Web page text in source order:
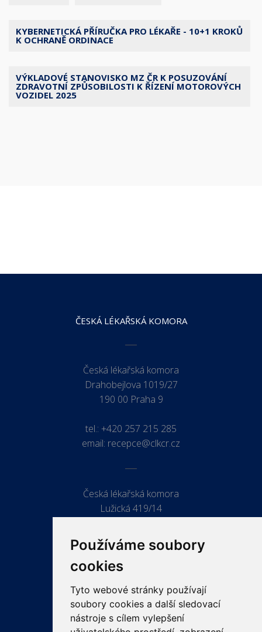
Používáme soubory
cookies
Tyto webové stránky používají
soubory cookies a další sledovací
nástroje s cílem vylepšení
KYBERNETICKÁ PŘÍRUČKA PRO LÉKAŘE - 10+1 KROKŮ
K OCHRANĚ ORDINACE
VÝKLADOVÉ STANOVISKO MZ ČR K POSUZOVÁNÍ
ZDRAVOTNÍ ZPŮSOBILOSTI K ŘÍZENÍ MOTOROVÝCH
VOZIDEL 2025
ČESKÁ LÉKAŘSKÁ KOMORA
Česká lékařská komora
Drahobejlova 1019/27
190 00 Praha 9
tel.: +420 257 215 285
email: recepce@clkcr.cz
Česká lékařská komora
Lužická 419/14
ODKAZY
PRO LÉKAŘE